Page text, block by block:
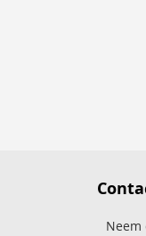
Neem